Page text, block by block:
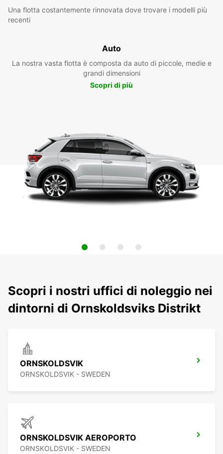
Una flotta costantemente rinnovata dove trovare i modelli più
recenti
Auto
La nostra vasta flotta è composta da auto di piccole, medie e
grandi dimensioni
Scopri di più
Scopri i nostri uffici di noleggio nei
dintorni di Ornskoldsviks Distrikt
ORNSKOLDSVIK
ORNSKOLDSVIK - SWEDEN
ORNSKOLDSVIK AEROPORTO
ORNSKOLDSVIK - SWEDEN